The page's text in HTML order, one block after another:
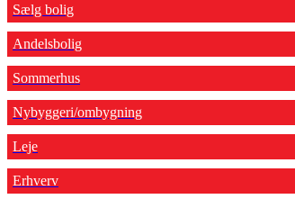
Sælg bolig
Andelsbolig
Sommerhus
Nybyggeri/ombygning
Leje
Erhverv